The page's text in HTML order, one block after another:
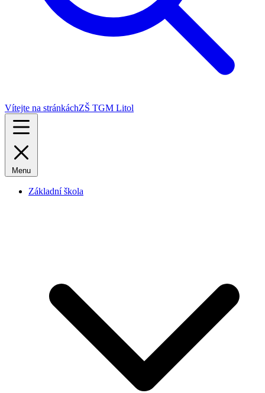
Vítejte na stránkáchZŠ TGM Litol
Menu
Základní škola